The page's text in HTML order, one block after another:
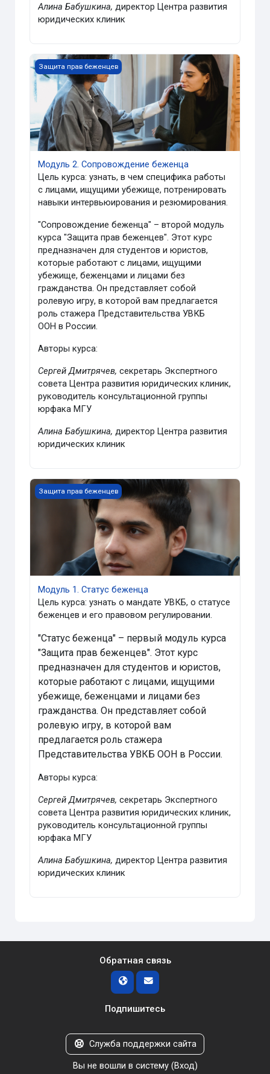
Алина Бабушкина, директор Центра развития
юридических клиник
Модуль 2. Сопровождение беженца
Защита прав беженцев
Модуль 2. Сопровождение беженца
Цель курса: узнать, в чем специфика работы
с лицами, ищущими убежище, потренировать
навыки интервьюирования и резюмирования.
"Сопровождение беженца" – второй модуль
курса "Защита прав беженцев". Этот курс
предназначен для студентов и юристов,
которые работают с лицами, ищущими
убежище, беженцами и лицами без
гражданства. Он представляет собой
ролевую игру, в которой вам предлагается
роль стажера Представительства УВКБ
ООН в России.
Авторы курса:
Сергей Дмитрячев,секретарь Экспертного
совета Центра развития юридических клиник,
руководитель консультационной группы
юрфака МГУ
Алина Бабушкина, директор Центра развития
юридических клиник
Модуль 1. Статус беженца
Защита прав беженцев
Модуль 1. Статус беженца
Цель курса: узнать о мандате УВКБ, о статусе
беженцев и его правовом регулировании.
"Статус беженца" – первый модуль курса
"Защита прав беженцев". Этот курс
предназначен для студентов и юристов,
которые работают с лицами, ищущими
убежище, беженцами и лицами без
гражданства. Он представляет собой
ролевую игру, в которой вам
предлагается рольстажера
Представительства УВКБ ООН в России.
Авторы курса:
Сергей Дмитрячев,секретарь Экспертного
совета Центра развития юридических клиник,
руководитель консультационной группы
юрфака МГУ
Алина Бабушкина, директор Центра развития
юридических клиник
Обратная связь
Подпишитесь
Служба поддержки сайта
Вы не вошли в систему (Вход)